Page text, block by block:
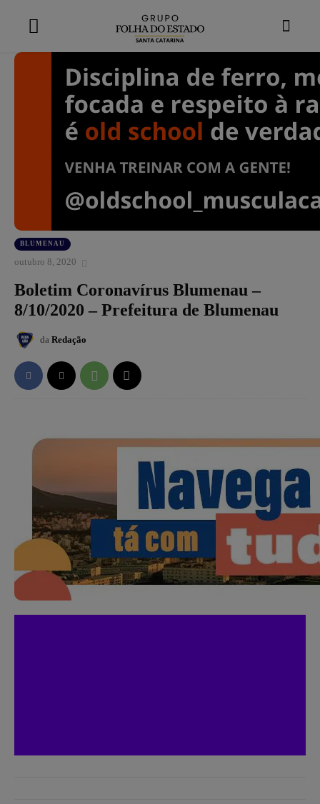
BLUMENAU
outubro 8, 2020
Boletim Coronavírus Blumenau –
8/10/2020 – Prefeitura de Blumenau
da Redação